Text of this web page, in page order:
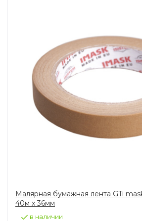
Малярная бумажная лента GTi
40м х 36мм
в наличии